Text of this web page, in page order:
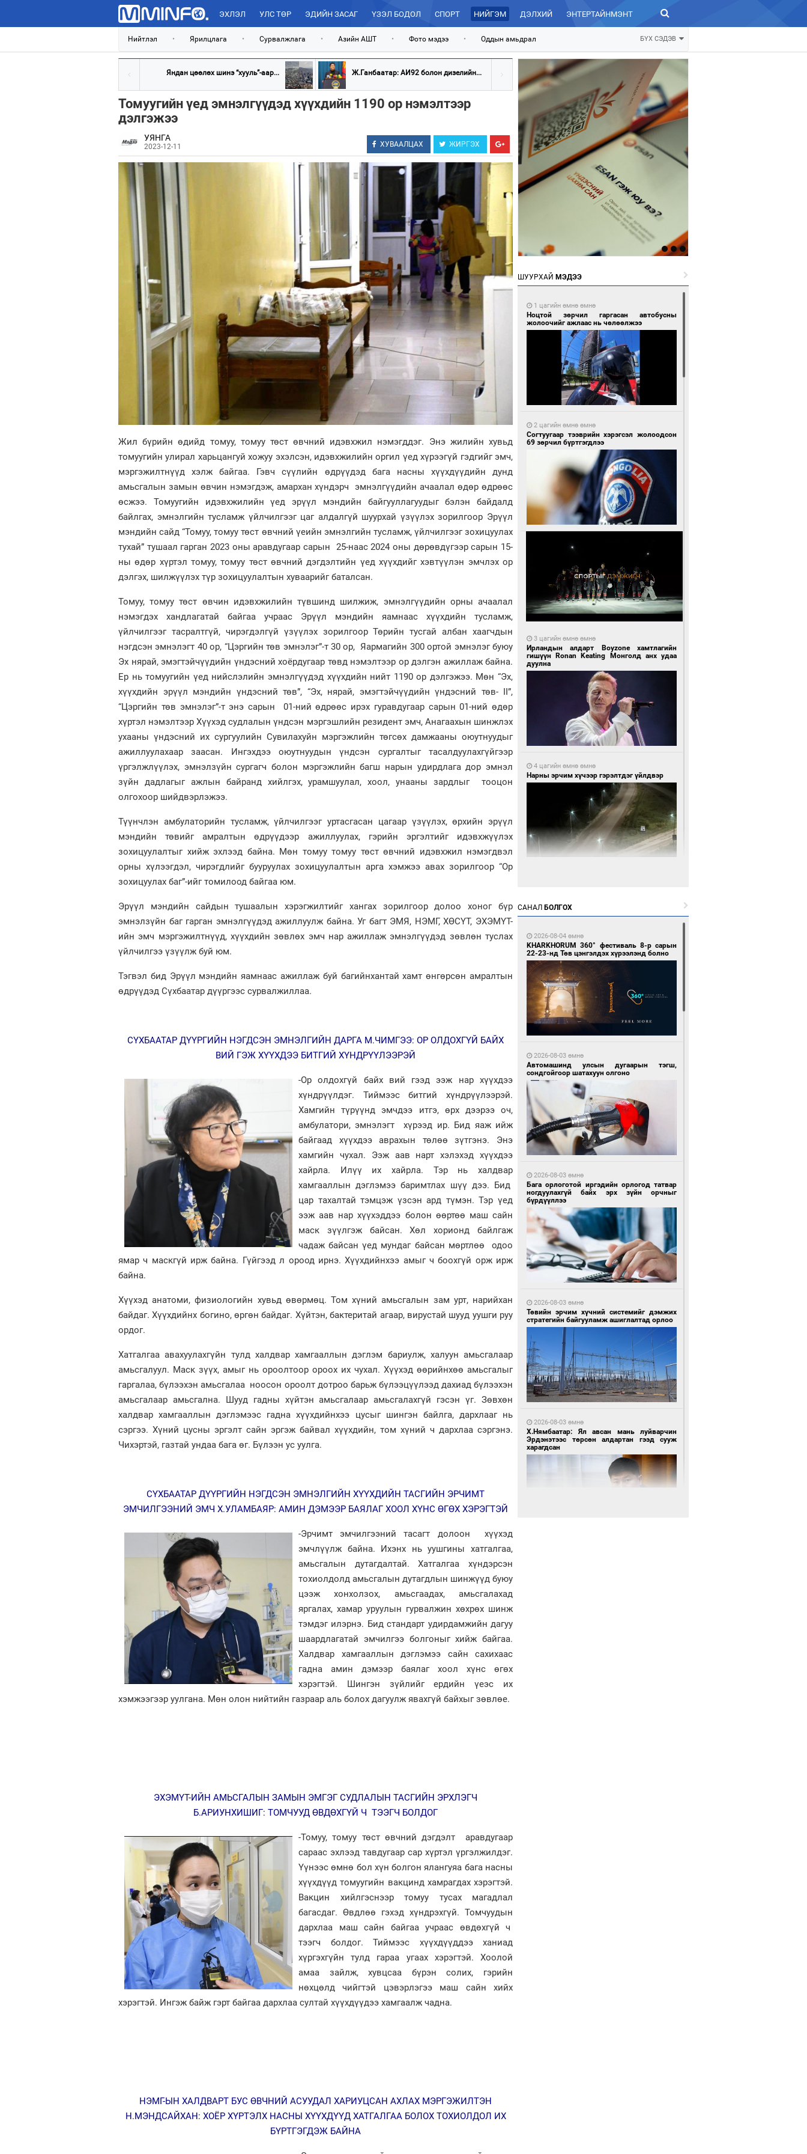
ЭХЛЭЛ УЛС ТӨР ЭДИЙН ЗАСАГ ҮЗЭЛ БОДОЛ СПОРТ НИЙГЭМ ДЭЛХИЙ ЭНТЕРТАЙНМЭНТ ЗУРХАЙ
Нийтлэл • Ярилцлага • Сурвалжлага • Азийн АШТ • Фото мэдээ • Оддын амьдрал БҮХ СЭДЭВ
Яндан цөөлөх шинэ “хууль”-аар... Ж.Ганбаатар: АИ92 болон дизелийн...
Томуугийн үед эмнэлгүүдэд хүүхдийн 1190 ор нэмэлтээр
дэлгэжээ
УЯНГА
2023-12-11 ХУВААЛЦАХ ЖИРГЭХ
Жил бүрийн өдийд томуу, томуу төст өвчний идэвхжил нэмэгддэг. Энэ жилийн хувьд
томуугийн улирал харьцангуй хожуу эхэлсэн, идэвхжилийн оргил үед хүрээгүй гэдгийг эмч,
мэргэжилтнүүд хэлж байгаа. Гэвч сүүлийн өдрүүдэд бага насны хүүхдүүдийн дунд
амьсгалын замын өвчин нэмэгдэж, амархан хүндэрч эмнэлгүүдийн ачаалал өдөр өдрөөс
өсжээ. Томуугийн идэвхжилийн үед эрүүл мэндийн байгууллагуудыг бэлэн байдалд
байлгах, эмнэлгийн тусламж үйлчилгээг цаг алдалгүй шуурхай үзүүлэх зорилгоор Эрүүл
мэндийн сайд “Томуу, томуу төст өвчний үеийн эмнэлгийн тусламж, үйлчилгээг зохицуулах
тухай” тушаал гарган 2023 оны аравдугаар сарын 25-наас 2024 оны дөрөвдүгээр сарын 15-
ны өдөр хүртэл томуу, томуу төст өвчний дэгдэлтийн үед хүүхдийг хэвтүүлэн эмчлэх ор
дэлгэх, шилжүүлэх түр зохицуулалтын хуваарийг баталсан.
Томуу, томуу төст өвчин идэвхжилийн түвшинд шилжиж, эмнэлгүүдийн орны ачаалал
нэмэгдэх хандлагатай байгаа учраас Эрүүл мэндийн яамнаас хүүхдийн тусламж,
үйлчилгээг тасралтгүй, чирэгдэлгүй үзүүлэх зорилгоор Төрийн тусгай албан хаагчдын
нэгдсэн эмнэлэгт 40 ор, “Цэргийн төв эмнэлэг”-т 30 ор, Яармагийн 300 ортой эмнэлэг буюу
Эх нярай, эмэгтэйчүүдийн үндэсний хоёрдугаар төвд нэмэлтээр ор дэлгэн ажиллаж байна.
Ер нь томуугийн үед нийслэлийн эмнэлгүүдэд хүүхдийн нийт 1190 ор дэлгэжээ. Мөн “Эх,
хүүхдийн эрүүл мэндийн үндэсний төв”, “Эх, нярай, эмэгтэйчүүдийн үндэсний төв- II”,
“Цэргийн төв эмнэлэг”-т энэ сарын 01-ний өдрөөс ирэх гуравдугаар сарын 01-ний өдөр
хүртэл нэмэлтээр Хүүхэд судлалын үндсэн мэргэшлийн резидент эмч, Анагаахын шинжлэх
ухааны үндэсний их сургуулийн Сувилахуйн мэргэжлийн төгсөх дамжааны оюутнуудыг
ажиллуулахаар заасан. Ингэхдээ оюутнуудын үндсэн сургалтыг тасалдуулахгүйгээр
үргэлжлүүлэх, эмнэлзүйн сургагч болон мэргэжлийн багш нарын удирдлага дор эмнэл
зүйн дадлагыг ажлын байранд хийлгэх, урамшуулал, хоол, унааны зардлыг тооцон
олгохоор шийдвэрлэжээ.
Түүнчлэн амбулаторийн тусламж, үйлчилгээг уртасгасан цагаар үзүүлэх, өрхийн эрүүл
мэндийн төвийг амралтын өдрүүдээр ажиллуулах, гэрийн эргэлтийг идэвхжүүлэх
зохицуулалтыг хийж эхлээд байна. Мөн томуу томуу төст өвчний идэвхжил нэмэгдвэл
орны хүлээгдэл, чирэгдлийг бууруулах зохицуулалтын арга хэмжээ авах зорилгоор “Ор
зохицуулах баг”-ийг томилоод байгаа юм.
Эрүүл мэндийн сайдын тушаалын хэрэгжилтийг хангах зорилгоор долоо хоног бүр
эмнэлзүйн баг гарган эмнэлгүүдэд ажиллуулж байна. Уг багт ЭМЯ, НЭМГ, ХӨСҮТ, ЭХЭМҮТ-
ийн эмч мэргэжилтнүүд, хүүхдийн зөвлөх эмч нар ажиллаж эмнэлгүүдэд зөвлөн туслах
үйлчилгээ үзүүлж буй юм.
Тэгвэл бид Эрүүл мэндийн яамнаас ажиллаж буй багийнхантай хамт өнгөрсөн амралтын
өдрүүдэд Сүхбаатар дүүргээс сурвалжиллаа.
СҮХБААТАР ДҮҮРГИЙН НЭГДСЭН ЭМНЭЛГИЙН ДАРГА М.ЧИМГЭЭ: ОР ОЛДОХГҮЙ БАЙХ
ВИЙ ГЭЖ ХҮҮХДЭЭ БИТГИЙ ХҮНДРҮҮЛЭЭРЭЙ
-Ор олдохгүй байх вий гээд ээж нар хүүхдээ
хүндрүүлдэг. Тиймээс битгий хүндрүүлээрэй.
Хамгийн түрүүнд эмчдээ итгэ, өрх дээрээ оч,
амбулатори, эмнэлэгт хүрээд ир. Бид яаж ийж
байгаад хүүхдээ аврахын төлөө зүтгэнэ. Энэ
хамгийн чухал. Ээж аав нарт хэлэхэд хүүхдээ
хайрла. Илүү их хайрла. Тэр нь халдвар
хамгааллын дэглэмээ баримтлах шүү дээ. Бид
цар тахалтай тэмцэж үзсэн ард түмэн. Тэр үед
ээж аав нар хүүхэддээ болон өөртөө маш сайн
маск зүүлгэж байсан. Хөл хорионд байлгаж
чадаж байсан үед мундаг байсан мөртлөө одоо
ямар ч маскгүй ирж байна. Гүйгээд л ороод ирнэ. Хүүхдийнхээ амыг ч боохгүй орж ирж
байна.
Хүүхэд анатоми, физиологийн хувьд өвөрмөц. Том хүний амьсгалын зам урт, нарийхан
байдаг. Хүүхдийнх богино, өргөн байдаг. Хүйтэн, бактеритай агаар, вирустай шууд уушги руу
ордог.
Хатгалгаа авахуулахгүйн тулд халдвар хамгааллын дэглэм бариулж, халуун амьсгалаар
амьсгалуул. Маск зүүх, амыг нь ороолтоор ороох их чухал. Хүүхэд өөрийнхөө амьсгалыг
гаргалаа, бүлээхэн амьсгалаа ноосон ороолт дотроо барьж бүлээцүүлээд дахиад бүлээхэн
амьсгалаар амьсгална. Шууд гадны хүйтэн амьсгалаар амьсгалахгүй гэсэн үг. Зөвхөн
халдвар хамгааллын дэглэмээс гадна хүүхдийнхээ цусыг шингэн байлга, дархлааг нь
сэргээ. Хүний цусны эргэлт сайн эргэж байвал хүүхдийн, том хүний ч дархлаа сэргэнэ.
Чихэртэй, газтай ундаа бага өг. Бүлээн ус уулга.
СҮХБААТАР ДҮҮРГИЙН НЭГДСЭН ЭМНЭЛГИЙН ХҮҮХДИЙН ТАСГИЙН ЭРЧИМТ
ЭМЧИЛГЭЭНИЙ ЭМЧ Х.УЛАМБАЯР: АМИН ДЭМЭЭР БАЯЛАГ ХООЛ ХҮНС ӨГӨХ ХЭРЭГТЭЙ
-Эрчимт эмчилгээний тасагт долоон хүүхэд
эмчлүүлж байна. Ихэнх нь уушгины хатгалгаа,
амьсгалын дутагдалтай. Хатгалгаа хүндэрсэн
тохиолдолд амьсгалын дутагдлын шинжүүд буюу
цээж хонхолзох, амьсгаадах, амьсгалахад
яргалах, хамар уруулын гурвалжин хөхрөх шинж
тэмдэг илэрнэ. Бид стандарт удирдамжийн дагуу
шаардлагатай эмчилгээ болгоныг хийж байгаа.
Халдвар хамгааллын дэглэмээ сайн сахихаас
гадна амин дэмээр баялаг хоол хүнс өгөх
хэрэгтэй. Шингэн зүйлийг ердийн үеэс их
хэмжээгээр уулгана. Мөн олон нийтийн газраар аль болох дагуулж явахгүй байхыг зөвлөе.
ЭХЭМҮТ-ИЙН АМЬСГАЛЫН ЗАМЫН ЭМГЭГ СУДЛАЛЫН ТАСГИЙН ЭРХЛЭГЧ
Б.АРИУНХИШИГ: ТОМЧУУД ӨВДӨХГҮЙ Ч ТЭЭГЧ БОЛДОГ
-Томуу, томуу төст өвчний дэгдэлт аравдугаар
сараас эхлээд тавдугаар сар хүртэл үргэлжилдэг.
Үүнээс өмнө бол хүн болгон ялангуяа бага насны
хүүхдүүд томуугийн вакцинд хамрагдах хэрэгтэй.
Вакцин хийлгэснээр томуу тусах магадлал
багасдаг. Өвдлөө гэхэд хүндрэхгүй. Томчуудын
дархлаа маш сайн байгаа учраас өвдөхгүй ч
тээгч болдог. Тиймээс хүүхдүүддээ ханиад
хүргэхгүйн тулд гараа угаах хэрэгтэй. Хоолой
амаа зайлж, хувцсаа бүрэн солих, гэрийн
нөхцөлд чийгтэй цэвэрлэгээ маш сайн хийх
хэрэгтэй. Ингэж байж гэрт байгаа дархлаа султай хүүхдүүдээ хамгаалж чадна.
НЭМГ-ЫН ХАЛДВАРТ БУС ӨВЧНИЙ АСУУДАЛ ХАРИУЦСАН АХЛАХ МЭРГЭЖИЛТЭН
Н.МЭНДСАЙХАН: ХОЁР ХҮРТЭЛХ НАСНЫ ХҮҮХДҮҮД ХАТГАЛГАА БОЛОХ ТОХИОЛДОЛ ИХ
БҮРТГЭГДЭЖ БАЙНА
ШУУРХАЙ МЭДЭЭ
1 цагийн өмнө өмнө
Ноцтой зөрчил гаргасан автобусны
жолоочийг ажлаас нь чөлөөлжээ
2 цагийн өмнө өмнө
Согтуугаар тээврийн хэрэгсэл жолоодсон
69 зөрчил бүртгэгдлээ
3 цагийн өмнө өмнө
Ирландын алдарт Boyzone хамтлагийн
гишүүн Ronan Keating Монголд анх удаа
дуулна
4 цагийн өмнө өмнө
Нарны эрчим хүчээр гэрэлтдэг үйлдвэр
4 цагийн өмнө өмнө
Өнөөдөр сондгой тоогоор төгссөн улсын
дугаартай автомашинтай иргэдэд шатахуун
олгоно
5 цагийн өмнө өмнө
УИХ-ын дарга С.Бямбацогт Сутай хайрхны
тэнгэрийг тахих тахилгад оролцлоо
5 цагийн өмнө өмнө
Зургаан цагаан мэнгэтэй харагчин үхэр
өдөр
5 цагийн өмнө өмнө
Бороо орохгүй, өдөртөө 28-30 хэм дулаан
байна
САНАЛ БОЛГОХ
2026-08-04 өмнө
KHARKHORUM 360° фестиваль 8-р сарын
22-23-нд Төв цэнгэлдэх хүрээлэнд болно
2026-08-03 өмнө
Автомашинд улсын дугаарын тэгш,
сондгойгоор шатахуун олгоно
2026-08-03 өмнө
Бага орлоготой иргэдийн орлогод татвар
ногдуулахгүй байх эрх зүйн орчныг
бүрдүүллээ
2026-08-03 өмнө
Төвийн эрчим хүчний системийг дэмжих
стратегийн байгууламж ашиглалтад орлоо
2026-08-03 өмнө
Х.Нямбаатар: Ял авсан мань луйварчин
Эрдэнэтээс төрсөн алдартан гээд сууж
харагдсан